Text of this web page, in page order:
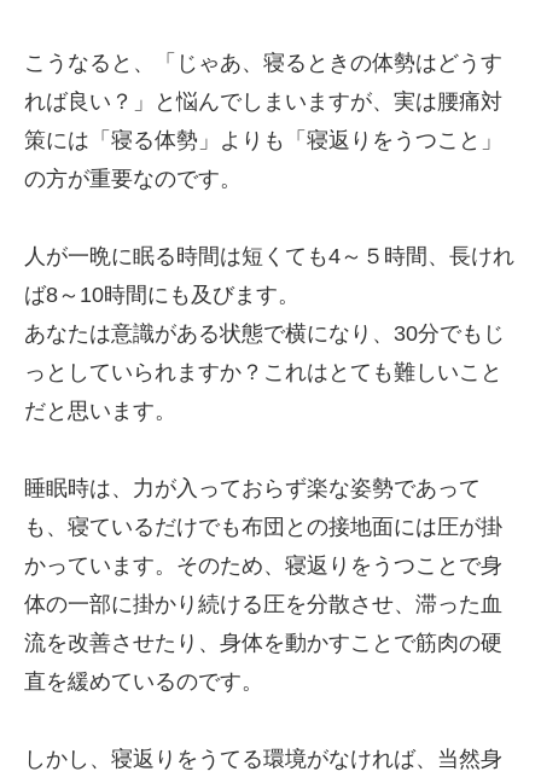
こうなると、「じゃあ、寝るときの体勢はどうす
れば良い？」と悩んでしまいますが、実は腰痛対
策には「寝る体勢」よりも「寝返りをうつこと」
の方が重要なのです。
人が一晩に眠る時間は短くても4～５時間、長けれ
ば8～10時間にも及びます。
あなたは意識がある状態で横になり、30分でもじ
っとしていられますか？これはとても難しいこと
だと思います。
睡眠時は、力が入っておらず楽な姿勢であって
も、寝ているだけでも布団との接地面には圧が掛
かっています。そのため、寝返りをうつことで身
体の一部に掛かり続ける圧を分散させ、滞った血
流を改善させたり、身体を動かすことで筋肉の硬
直を緩めているのです。
しかし、寝返りをうてる環境がなければ、当然身